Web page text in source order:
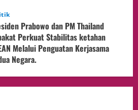
Agama Jakarta Pusat
25 Perkara Isbat Nikah bagi
di Johor Bahru
08/2026
Pertemuan Dengan Delegasi 6